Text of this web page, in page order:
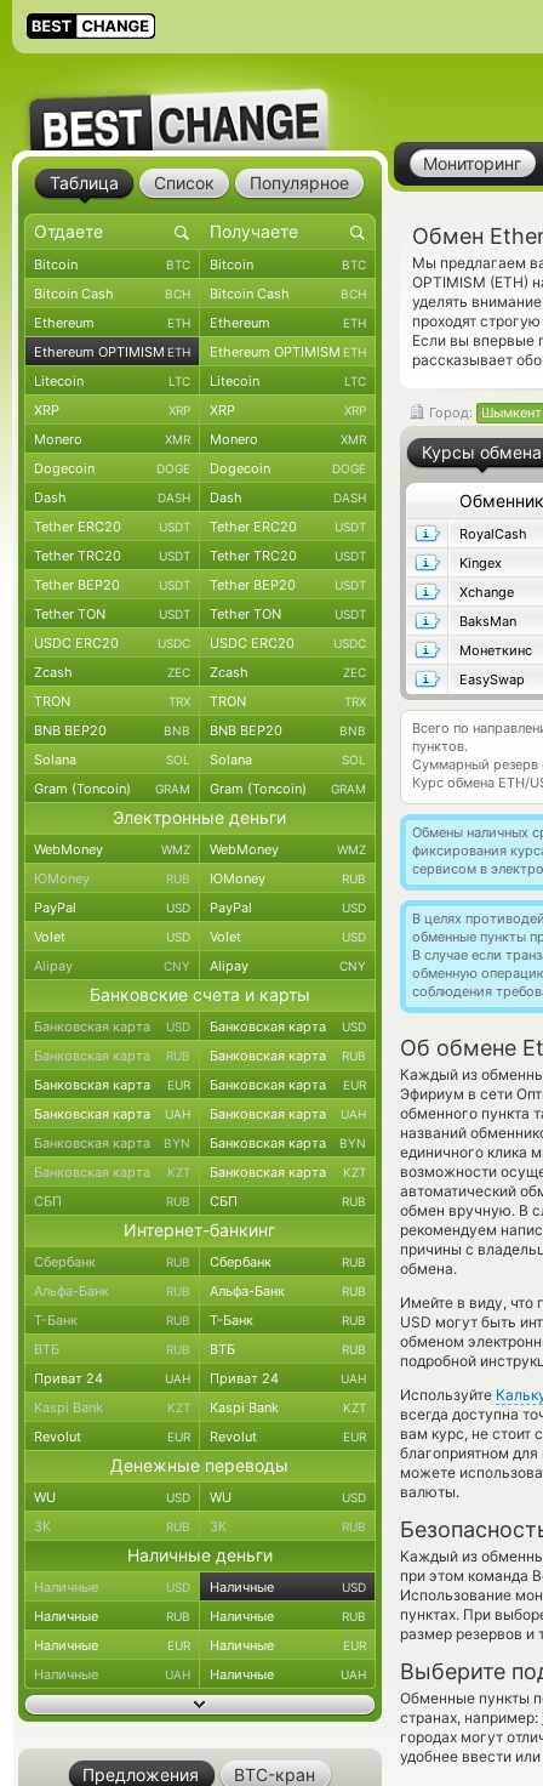
Мониторинг
Обмен
Мы предлагаем
OPTIMISM (ETH)
уделять
проходят
Если вы впервые
рассказывает
Город: Шымкент
Курсы обмена
Обменник
RoyalCash
Kingex
Xchange
BaksMan
Монеткинс
EasySwap
Всего по
пунктов.
Суммарный резерв
Курс обмена ETH/
Обмены наличных
фиксирования
сервисом в
В целях
обменные пункты
В случае если
обменную
соблюдения
Об обмене
Каждый из
Эфириум в сети
обменного пункта
названий
единичного клика
возможности
автоматический
обмен вручную. В
рекомендуем
причины с
обмена.
Имейте в виду, что
USD могут быть
обменом
подробной
Используйте
всегда доступна
вам курс, не стоит
благоприятном
можете
валюты.
Каждый из
при этом команда
Использование
пунктах. При
размер резервов и
Выберите
Обменные пункты
странах, например:
городах могут
удобнее ввести
Таблица Список Популярное
Bitcoin BTC Bitcoin BTC
Bitcoin Cash BCH Bitcoin Cash BCH
Ethereum ETH Ethereum ETH
Ethereum OPTIMISM ETH Ethereum OPTIMISM ETH
Litecoin LTC Litecoin LTC
XRP XRP XRP XRP
Monero XMR Monero XMR
Dogecoin DOGE Dogecoin DOGE
Dash DASH Dash DASH
Tether ERC20 USDT Tether ERC20 USDT
Tether TRC20 USDT Tether TRC20 USDT
Tether BEP20 USDT Tether BEP20 USDT
Tether TON USDT Tether TON USDT
USDC ERC20 USDC USDC ERC20 USDC
Zcash ZEC Zcash ZEC
TRON TRX TRON TRX
BNB BEP20 BNB BNB BEP20 BNB
Solana SOL Solana SOL
Gram (Toncoin) GRAM Gram (Toncoin) GRAM
Электронные деньги
WebMoney WMZ WebMoney WMZ
ЮMoney RUB ЮMoney RUB
PayPal USD PayPal USD
Volet USD Volet USD
Alipay CNY Alipay CNY
Банковские счета и карты
Банковская карта USD Банковская карта USD
Банковская карта RUB Банковская карта RUB
Банковская карта EUR Банковская карта EUR
Банковская карта UAH Банковская карта UAH
Банковская карта BYN Банковская карта BYN
Банковская карта KZT Банковская карта KZT
СБП RUB СБП RUB
Интернет-банкинг
Сбербанк RUB Сбербанк RUB
Альфа-Банк RUB Альфа-Банк RUB
Т-Банк RUB Т-Банк RUB
ВТБ RUB ВТБ RUB
Приват 24 UAH Приват 24 UAH
Kaspi Bank KZT Kaspi Bank KZT
Revolut EUR Revolut EUR
Денежные переводы
WU USD WU USD
ЗК RUB ЗК RUB
Наличные деньги
Наличные USD Наличные USD
Наличные RUB Наличные RUB
Наличные EUR Наличные EUR
Наличные UAH Наличные UAH
Предложения BTC-кран